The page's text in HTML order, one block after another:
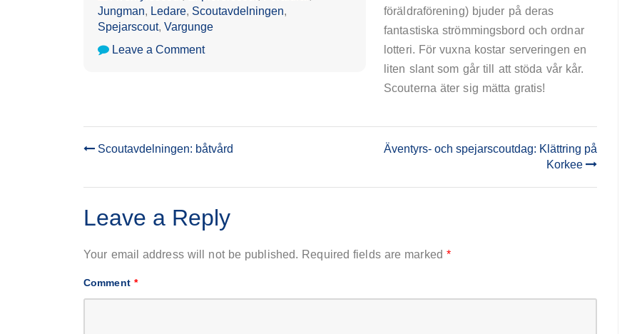
Jungman, Ledare, Scoutavdelningen,
Spejarscout, Vargunge
Leave a Commenton
föräldraförening) bjuder på deras
fantastiska strömmingsbord och ordnar
lotteri. För vuxna kostar serveringen en
liten slant som går till att stöda vår kår.
Scouterna äter sig mätta gratis!
POST
NAVIGATION
Scoutavdelningen: båtvård
Äventyrs- och spejarscoutdag: Klättring på
Korkee
Leave a Reply
Your email address will not be published. Required fields are marked *
Comment *